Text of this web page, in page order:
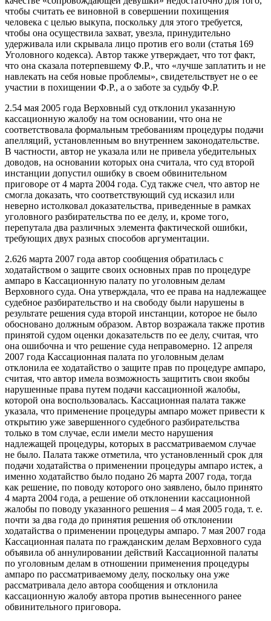
чтобы считать ее виновной в совершении похищения
человека с целью выкупа, поскольку для этого требуется,
чтобы она осуществила захват, увезла, принудительно
удерживала или скрывала лицо против его воли (статья 169
Уголовного кодекса). Автор также утверждает, что тот факт,
что она сказала потерпевшему Ф.Р., что «лучше заплатить и не
навлекать на себя новые проблемы», свидетельствует не о ее
участии в похищении Ф.Р., а о заботе за судьбу Ф.Р.
2.54 мая 2005 года Верховный суд отклонил указанную
кассационную жалобу на том основании, что она не
соответствовала формальным требованиям процедуры подачи
апелляций, установленным во внутреннем законодательстве.
В частности, автор не указала или не привела убедительных
доводов, на основании которых она считала, что суд второй
инстанции допустил ошибку в своем обвинительном
приговоре от 4 марта 2004 года. Суд также счел, что автор не
смогла доказать, что соответствующий суд исказил или
неверно истолковал доказательства, приведенные в рамках
уголовного разбирательства по ее делу, и, кроме того,
перепутала два различных элемента фактической ошибки,
требующих двух разных способов аргументации.
2.626 марта 2007 года автор сообщения обратилась с
ходатайством о защите своих основных прав по процедуре
ампаро в Кассационную палату по уголовным делам
Верховного суда. Она утверждала, что ее права на надлежащее
судебное разбирательство и на свободу были нарушены в
результате решения суда второй инстанции, которое не было
обосновано должным образом. Автор возражала также против
принятой судом оценки доказательств по ее делу, считая, что
она ошибочна и что решение суда неправомерно. 12 апреля
2007 года Кассационная палата по уголовным делам
отклонила ее ходатайство о защите прав по процедуре ампаро,
считая, что автор имела возможность защитить свои якобы
нарушенные права путем подачи кассационной жалобы,
которой она воспользовалась. Кассационная палата также
указала, что применение процедуры ампаро может привести к
открытию уже завершенного судебного разбирательства
только в том случае, если имели место нарушения
надлежащей процедуры, которых в рассматриваемом случае
не было. Палата также отметила, что установленный срок для
подачи ходатайства о применении процедуры ампаро истек, а
именно ходатайство было подано 26 марта 2007 года, тогда
как решение, по поводу которого оно заявлено, было принято
4 марта 2004 года, а решение об отклонении кассационной
жалобы по поводу указанного решения – 4 мая 2005 года, т. е.
почти за два года до принятия решения об отклонении
ходатайства о применении процедуры ампаро. 7 мая 2007 года
Кассационная палата по гражданским делам Верховного суда
объявила об аннулировании действий Кассационной палаты
по уголовным делам в отношении применения процедуры
ампаро по рассматриваемому делу, поскольку она уже
рассматривала дело автора сообщения и отклонила
кассационную жалобу автора против вынесенного ранее
обвинительного приговора.